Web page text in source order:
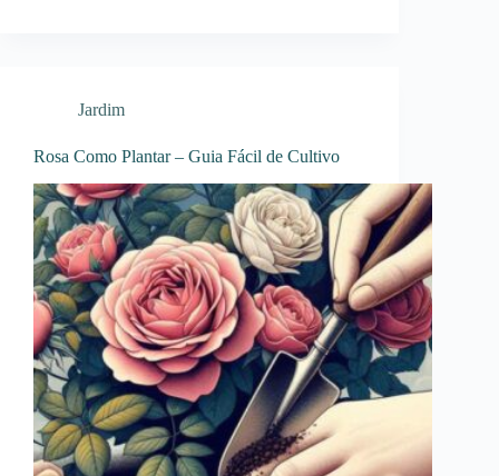
Jardim
Rosa Como Plantar – Guia Fácil de Cultivo